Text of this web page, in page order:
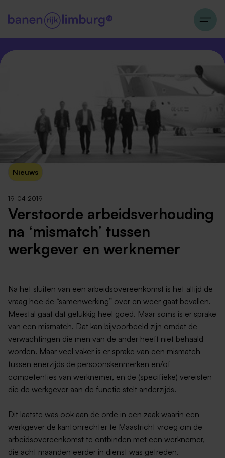
Nieuws
19-04-2019
Verstoorde arbeidsverhouding
na ‘mismatch’ tussen
werkgever en werknemer
Na het sluiten van een arbeidsovereenkomst is het altijd de
vraag hoe de “samenwerking” over en weer gaat bevallen.
Meestal gaat dat gelukkig heel goed. Maar soms is er sprake
van een mismatch. Dat kan bijvoorbeeld zijn omdat de
verwachtingen die men van de ander heeft niet behaald
worden. Maar veel vaker is er sprake van een mismatch
tussen enerzijds de persoonskenmerken en/of
competenties van werknemer, en de (specifieke) vereisten
die de werkgever aan de functie stelt anderzijds.
Dit laatste was ook aan de orde in een zaak waarin een
werkgever de kantonrechter te Maastricht vroeg om de
arbeidsovereenkomst te ontbinden met een werknemer,
die acht maanden eerder in dienst was getreden.